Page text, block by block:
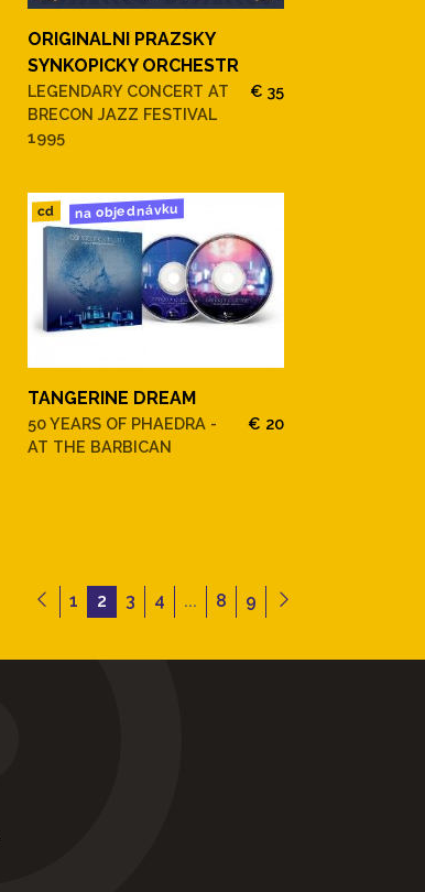
ORIGINALNI PRAZSKY
SYNKOPICKY ORCHESTR
LEGENDARY CONCERT AT
BRECON JAZZ FESTIVAL
1995
€ 35
cd na objednávku
TANGERINE DREAM
50 YEARS OF PHAEDRA -
AT THE BARBICAN
€ 20
1 2 3 4 ... 8 9